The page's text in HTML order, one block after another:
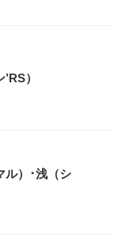
）
ル）･浅（シ